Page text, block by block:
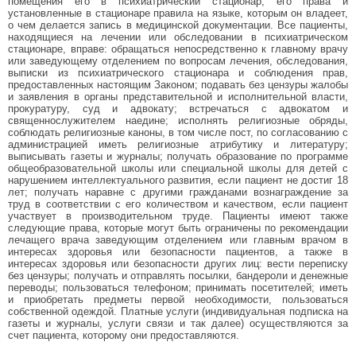
установленные в стационаре правила на языке, которым он владеет,
о чем делается запись в медицинской документации. Все пациенты,
находящиеся на лечении или обследовании в психиатрическом
стационаре, вправе: обращаться непосредственно к главному врачу
или заведующему отделением по вопросам лечения, обследования,
выписки из психиатрического стационара и соблюдения прав,
предоставленных настоящим Законом; подавать без цензуры жалобы
и заявления в органы представительной и исполнительной власти,
прокуратуру, суд и адвокату; встречаться с адвокатом и
священнослужителем наедине; исполнять религиозные обряды,
соблюдать религиозные каноны, в том числе пост, по согласованию с
администрацией иметь религиозные атрибутику и литературу;
выписывать газеты и журналы; получать образование по программе
общеобразовательной школы или специальной школы для детей с
нарушением интеллектуального развития, если пациент не достиг 18
лет; получать наравне с другими гражданами вознаграждение за
труд в соответствии с его количеством и качеством, если пациент
участвует в производительном труде. Пациенты имеют также
следующие права, которые могут быть ограничены по рекомендации
лечащего врача заведующим отделением или главным врачом в
интересах здоровья или безопасности пациентов, а также в
интересах здоровья или безопасности других лиц: вести переписку
без цензуры; получать и отправлять посылки, бандероли и денежные
переводы; пользоваться телефоном; принимать посетителей; иметь
и приобретать предметы первой необходимости, пользоваться
собственной одеждой. Платные услуги (индивидуальная подписка на
газеты и журналы, услуги связи и так далее) осуществляются за
счет пациента, которому они предоставляются.